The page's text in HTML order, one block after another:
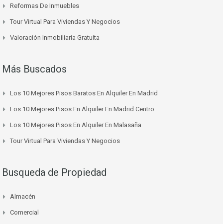
Reformas De Inmuebles
Tour Virtual Para Viviendas Y Negocios
Valoración Inmobiliaria Gratuita
Más Buscados
Los 10 Mejores Pisos Baratos En Alquiler En Madrid
Los 10 Mejores Pisos En Alquiler En Madrid Centro
Los 10 Mejores Pisos En Alquiler En Malasaña
Tour Virtual Para Viviendas Y Negocios
Busqueda de Propiedad
Almacén
Comercial